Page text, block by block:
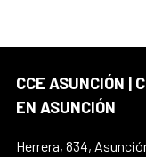
CCE ASUNCIÓN |
EN ASUNCIÓN
Herrera, 834,